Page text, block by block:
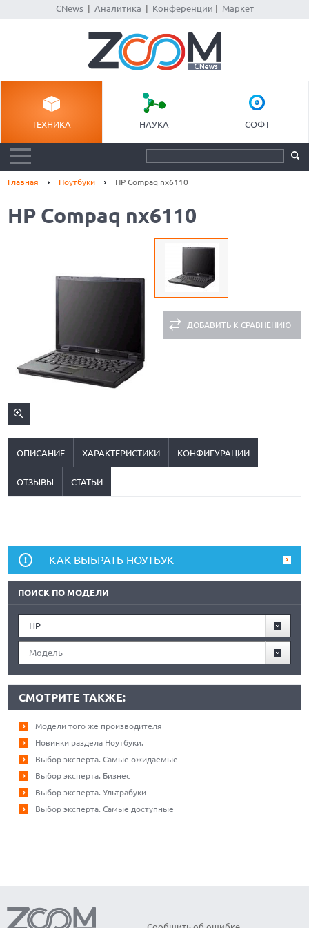
CNews| Аналитика Конференции Маркет
ТЕХНИКА НАУКА СОФТ
Главная Ноутбуки HP Compaq nx6110
HP Compaq nx6110
ДОБАВИТЬ К СРАВНЕНИЮ
ОПИСАНИЕ ХАРАКТЕРИСТИКИ КОНФИГУРАЦИИ
ОТЗЫВЫ СТАТЬИ
КАК ВЫБРАТЬ НОУТБУК
ПОИСК ПО МОДЕЛИ
HP
Модель
СМОТРИТЕ ТАКЖЕ:
Модели того же производителя
Новинки раздела Ноутбуки.
Выбор эксперта. Самые ожидаемые
Выбор эксперта. Бизнес
Выбор эксперта. Ультрабуки
Выбор эксперта. Самые доступные